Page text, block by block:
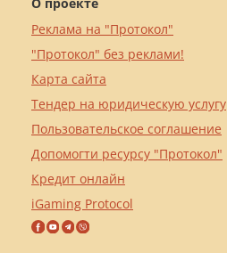
Реклама на "Протокол"
"Протокол" без реклами!
Карта сайта
Тендер на юридическую услугу
Пользовательское соглашение
Допомогти ресурсу "Протокол"
Кредит онлайн
iGaming Protocol